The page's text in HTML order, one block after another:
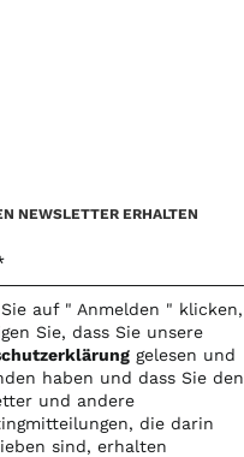
NEWSLETTER ERHALTEN
auf " Anmelden " klicken,
Sie, dass Sie unsere
gelesen und
haben und dass Sie den
und andere
die darin
sind, erhalten